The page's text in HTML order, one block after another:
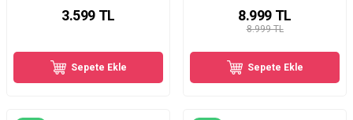
3.599 TL
Sepete Ekle
8.999 TL
8.999 TL
Sepete Ekle